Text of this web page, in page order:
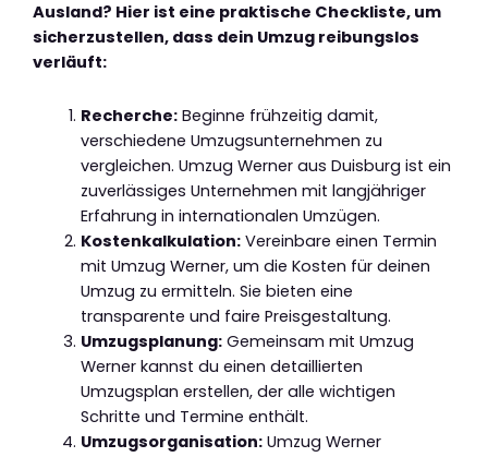
Ausland? Hier ist eine praktische Checkliste, um
sicherzustellen, dass dein Umzug reibungslos
verläuft:
Recherche:Beginne frühzeitig damit,
verschiedene Umzugsunternehmen zu
vergleichen. Umzug Werner aus Duisburg ist ein
zuverlässiges Unternehmen mit langjähriger
Erfahrung in internationalen Umzügen.
Kostenkalkulation:Vereinbare einen Termin
mit Umzug Werner, um die Kosten für deinen
Umzug zu ermitteln. Sie bieten eine
transparente und faire Preisgestaltung.
Umzugsplanung:Gemeinsam mit Umzug
Werner kannst du einen detaillierten
Umzugsplan erstellen, der alle wichtigen
Schritte und Termine enthält.
Umzugsorganisation:Umzug Werner